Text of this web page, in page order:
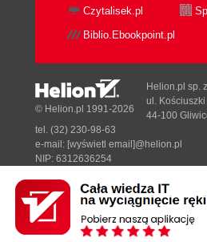
Czytalisek.pl
Biblio.Ebookpoint.pl
Designed with ♥ byTonik.pl
© Helion.pl 1991-2026
Helion.pl sp. z
ul. Kościuszki
44-100
tel. (32) 230-98-63
e-mail: [wyświetl email]@helion.pl
NIP: 6312636254
Pełna wersja